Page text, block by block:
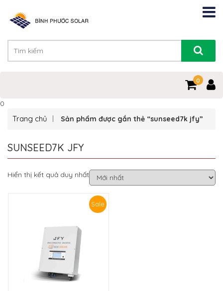
0
0
Trang chủ Sản phẩm được gắn thẻ “sunseed7k jfy”
SUNSEED7K JFY
Hiển thị kết quả duy nhất
Sale